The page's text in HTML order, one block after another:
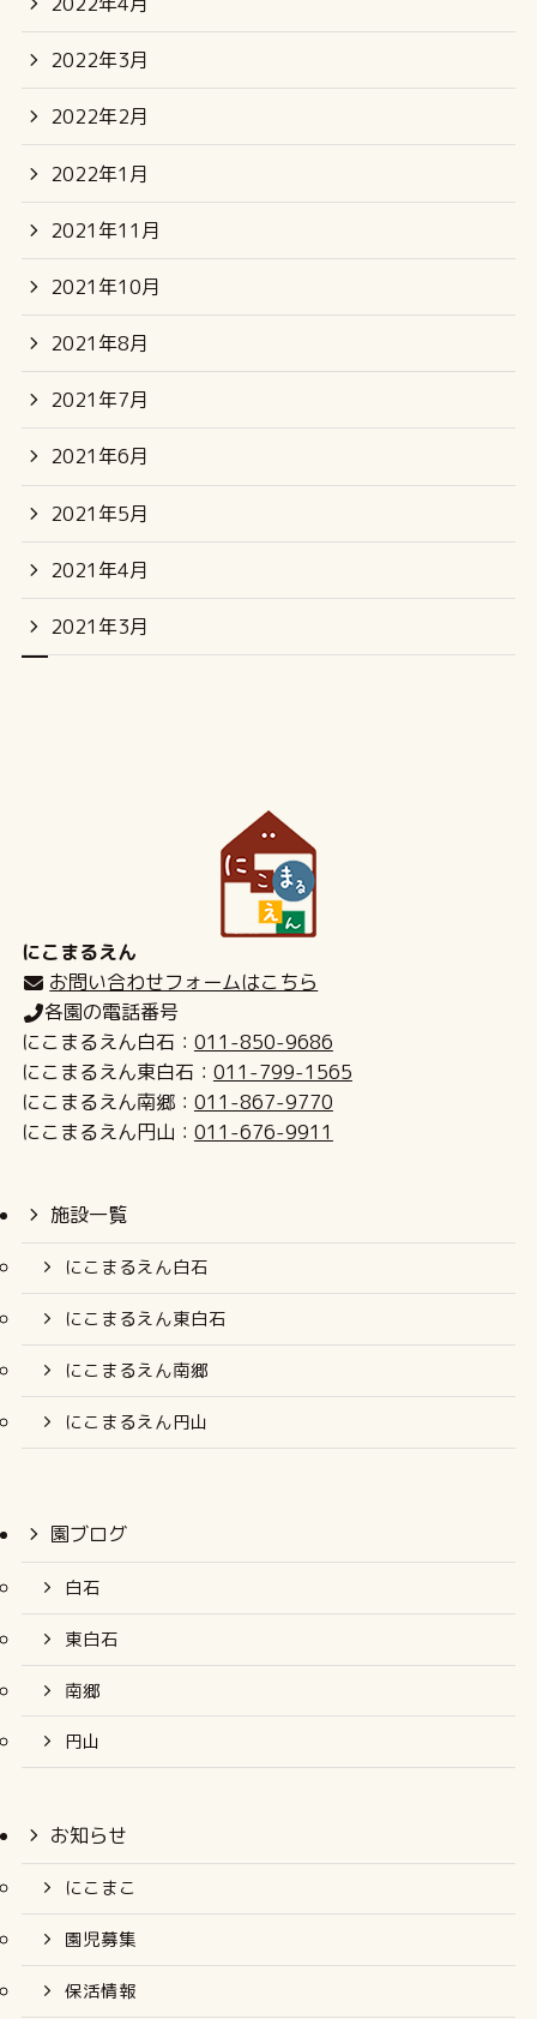
2022年3月
2022年2月
2022年1月
2021年11月
2021年10月
2021年8月
2021年7月
2021年6月
2021年5月
2021年4月
2021年3月
にこまるえん
お問い合わせフォームはこちら
各園の電話番号
にこまるえん白石： 011-850-9686
にこまるえん東白石： 011-799-1565
にこまるえん南郷： 011-867-9770
にこまるえん円山： 011-676-9911
施設一覧
にこまるえん白石
にこまるえん東白石
にこまるえん南郷
にこまるえん円山
園ブログ
白石
東白石
南郷
円山
お知らせ
にこまこ
園児募集
保活情報